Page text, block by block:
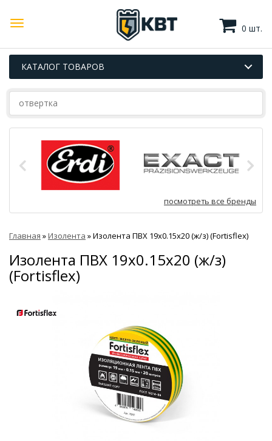
0 шт.
КАТАЛОГ ТОВАРОВ
посмотреть все бренды
Главная »Изолента »Изолента ПВХ 19х0.15х20 (ж/з) (Fortisflex)
Изолента ПВХ 19х0.15х20 (ж/з)
(Fortisflex)